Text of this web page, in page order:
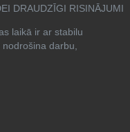
DRAUDZĪGI RISINĀJUMI
laikā ir ar stabilu
darbu,